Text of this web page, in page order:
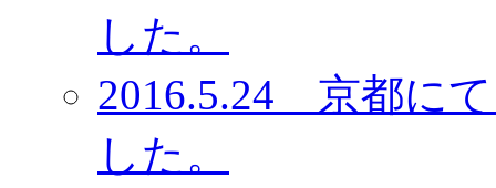
した。
2016.5.24 京都に
した。